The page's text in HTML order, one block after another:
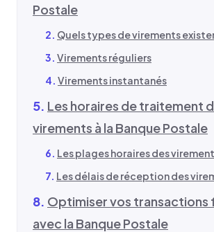
Postale
Quels types de virements
Virements réguliers
Virements instantanés
Les horaires de traitement
virements à la Banque Postale
Les plages horaires des
Les délais de réception des
Optimiser vos transactions
avec la Banque Postale